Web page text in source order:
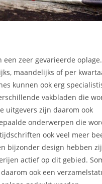
zeer gevarieerde
maandelijks of per
kunnen ook erg
vakbladen die
uitgevers zijn daarom ook
onderwerpen die
ook veel meer
bijzonder design hebben
actief op dit gebied.
ook een